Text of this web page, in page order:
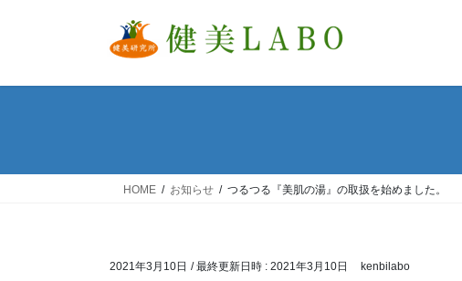
HOME お知らせ つるつる『美肌の湯』の取扱を始めました。
2021年3月10日 / 最終更新日時 : 2021年3月10日 kenbilabo